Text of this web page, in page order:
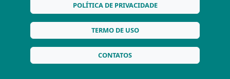
POLÍTICA DE PRIVACIDADE
TERMO DE USO
CONTATOS